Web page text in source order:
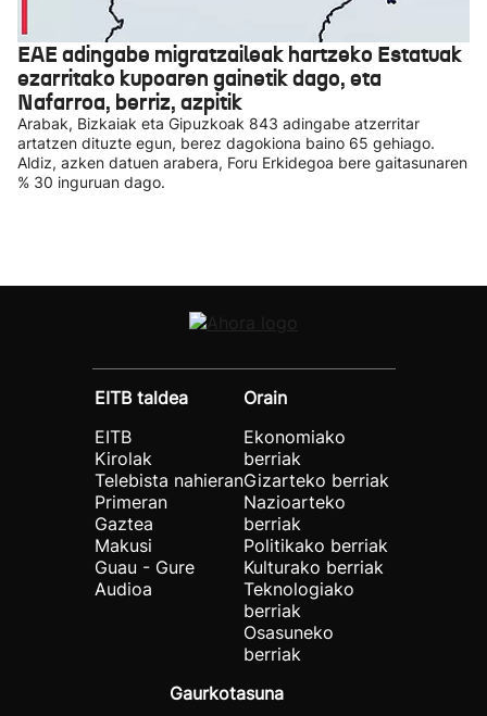
EAE adingabe migratzaileak hartzeko Estatuak
ezarritako kupoaren gainetik dago, eta
Nafarroa, berriz, azpitik
Arabak, Bizkaiak eta Gipuzkoak 843 adingabe atzerritar
artatzen dituzte egun, berez dagokiona baino 65 gehiago.
Aldiz, azken datuen arabera, Foru Erkidegoa bere gaitasunaren
% 30 inguruan dago.
EITB taldea
EITB
Kirolak
Telebista nahieran
Primeran
Gaztea
Makusi
Guau - Gure
Audioa
Orain
Ekonomiako
berriak
Gizarteko berriak
Nazioarteko
berriak
Politikako berriak
Kulturako berriak
Teknologiako
berriak
Osasuneko
berriak
Gaurkotasuna